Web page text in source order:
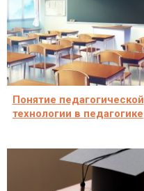
Понятие педагогической
технологии в педагогике